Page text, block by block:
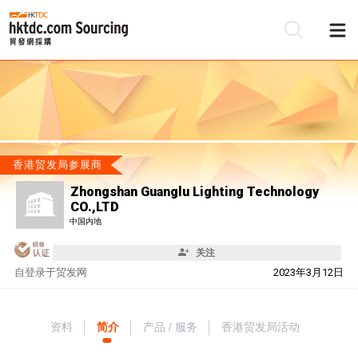
香港贸发局参展商
Zhongshan Guanglu Lighting Technology
CO.,LTD
中国内地
关注
自 2023年3月12日
登录于贸发网
资料 简介 产品 / 服务 香港贸发局活动